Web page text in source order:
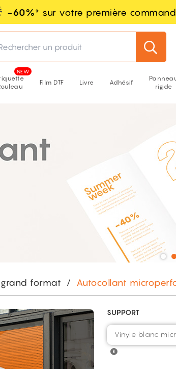
-60%* sur votre première
un produit
Film DTF Livre Adhésif
rigide
format / Autocollant
SUPPORT
Vinyle blanc